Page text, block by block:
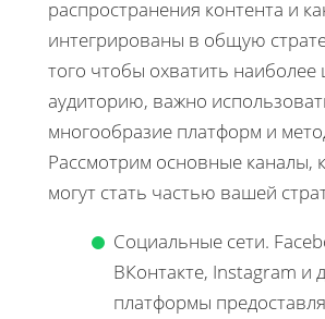
распространения контента и
интегрированы в общую
того чтобы охватить
аудиторию, важно
многообразие платформ и
Рассмотрим основные каналы,
могут стать частью вашей
Социальные сети.
ВКонтакте, Instagram и
платформы